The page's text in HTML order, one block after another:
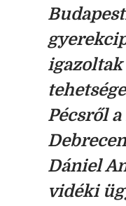
Pécsről
Dániel
vidéki